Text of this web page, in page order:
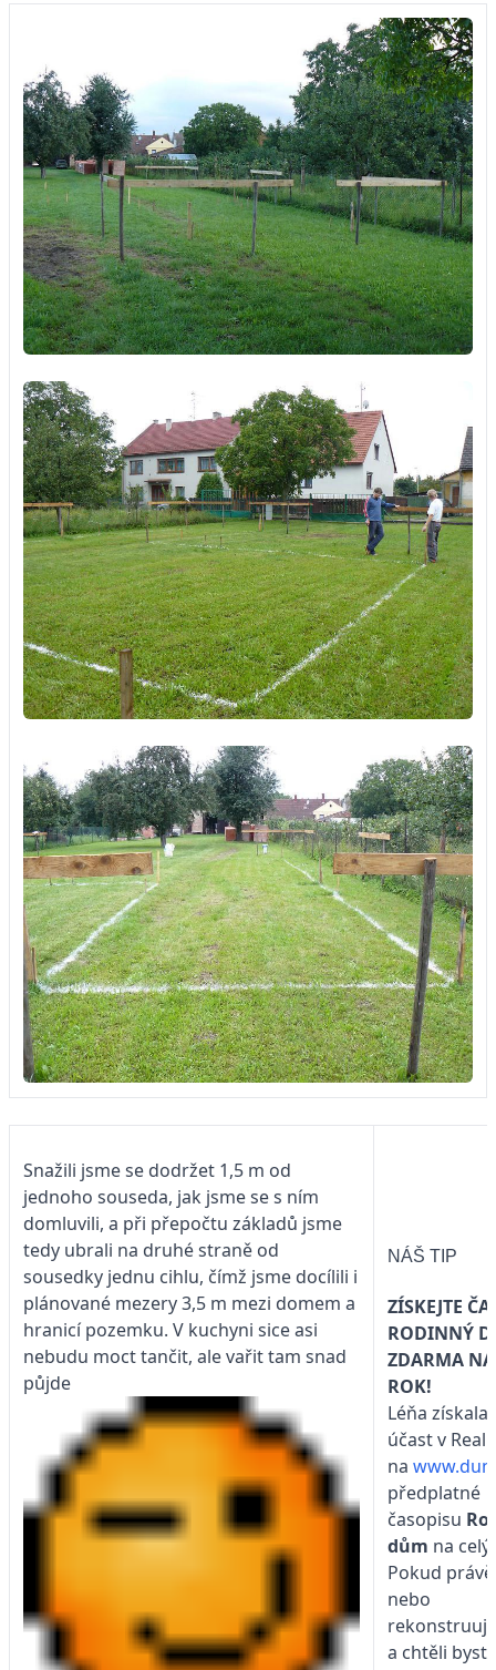
Snažili jsme se dodržet 1,5 m od
jednoho souseda, jak jsme se s ním
domluvili, a při přepočtu základů jsme
tedy ubrali na druhé straně od
sousedky jednu cihlu, čímž jsme docílili i
plánované mezery 3,5 m mezi domem a
hranicí pozemku. V kuchyni sice asi
nebudu moct tančit, ale vařit tam snad
půjde
NÁŠ TIP
ZÍSKEJTE
RODINNÝ
ZDARMA NA
ROK!
Léňa získala
účast v
na
předplatné
časopisu
dům na
Pokud
nebo
a chtěli